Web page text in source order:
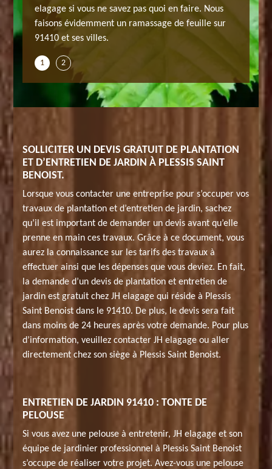
elagage si vous ne savez pas quoi en faire. Nous
faisons évidemment un ramassage de feuille sur
91410 et ses villes.
pour
1 2
SOLLICITER UN DEVIS GRATUIT DE PLANTATION
ET D’ENTRETIEN DE JARDIN À PLESSIS SAINT
BENOIST.
Lorsque vous contacter une entreprise pour s’occuper vos
travaux de plantation et d’entretien de jardin, sachez
qu’il est important de demander un devis avant qu’elle
prenne en main ces travaux. Grâce à ce document, vous
aurez la connaissance sur les tarifs des travaux à
effectuer ainsi que les dépenses que vous deviez. En fait,
la demande d’un devis de plantation et entretien de
jardin est gratuit chez JH elagage qui réside à Plessis
Saint Benoist dans le 91410. De plus, le devis sera fait
dans moins de 24 heures après votre demande. Pour plus
d’information, veuillez contacter JH elagage ou aller
directement chez son siège à Plessis Saint Benoist.
ENTRETIEN DE JARDIN 91410 : TONTE DE
PELOUSE
Si vous avez une pelouse à entretenir, JH elagage et son
équipe de jardinier professionnel à Plessis Saint Benoist
s’occupe de réaliser votre projet. Avez-vous une pelouse